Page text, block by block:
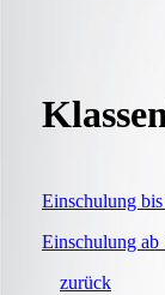
Einschulung
Einschulung ab
zurück